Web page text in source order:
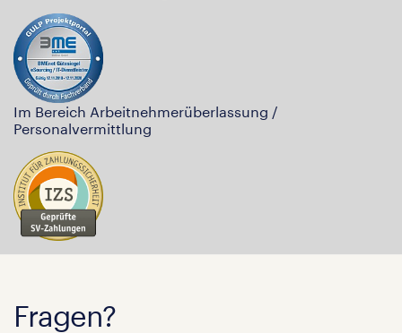
Im Bereich Arbeitnehmerüberlassung /
Personalvermittlung
Fragen?